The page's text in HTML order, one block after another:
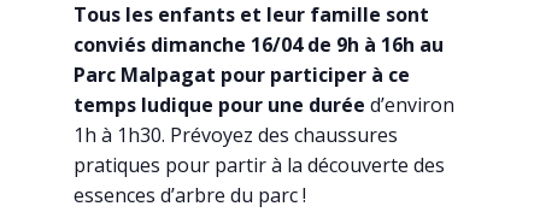
Tous les enfants et leur famille sont
conviés dimanche 16/04 de 9h à 16h au
Parc Malpagat pour participer à ce
temps ludique pour une durée d’environ
1h à 1h30. Prévoyez des chaussures
pratiques pour partir à la découverte des
essences d’arbre du parc !